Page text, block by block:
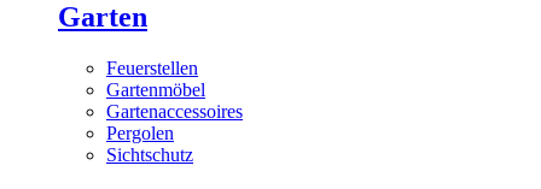
Garten
Feuerstellen
Gartenmöbel
Gartenaccessoires
Pergolen
Sichtschutz